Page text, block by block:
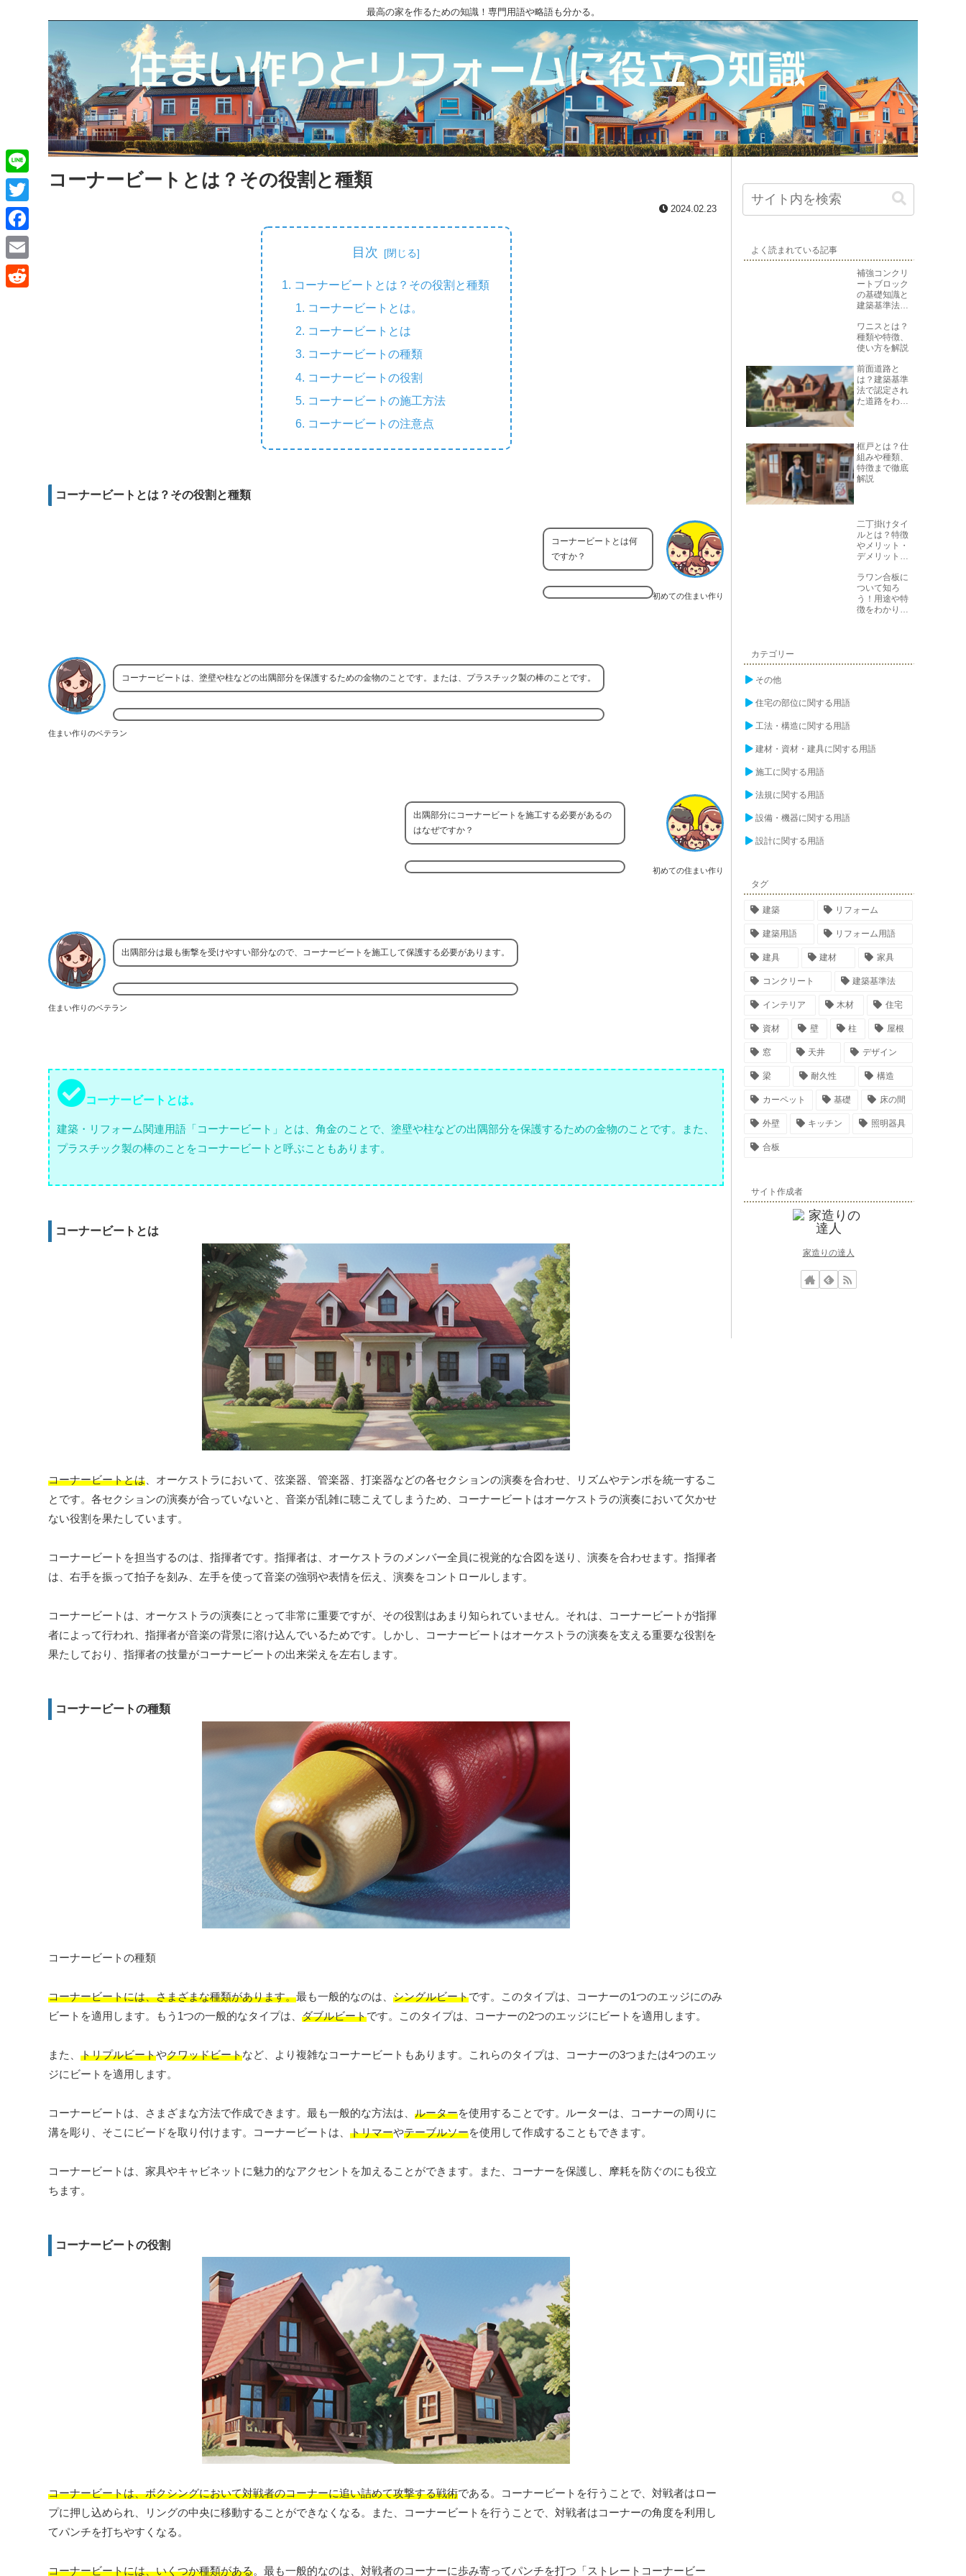
最高の家を作るための知識！専門用語や略語も分かる。
コーナービートとは？その役割と種類
2024.02.23
目次
コーナービートとは？その役割と種類
コーナービートとは。
コーナービートとは
コーナービートの種類
コーナービートの役割
コーナービートの施工方法
コーナービートの注意点
コーナービートとは？その役割と種類
初めての住まい作り
コーナービートとは何
ですか？
住まい作りのベテラン
コーナービートは、塗壁や柱などの出隅部分を保護するための金物のことです。または、プラスチック製の棒のことです。
初めての住まい作り
出隅部分にコーナービートを施工する必要があるの
はなぜですか？
住まい作りのベテラン
出隅部分は最も衝撃を受けやすい部分なので、コーナービートを施工して保護する必要があります。
コーナービートとは。
建築・リフォーム関連用語「コーナービート」とは、角金のことで、塗壁や柱などの出隅部分を保護するための金物のことです。また、
プラスチック製の棒のことをコーナービートと呼ぶこともあります。
コーナービートとは
コーナービートとは 、オーケストラにおいて、弦楽器、管楽器、打楽器などの各セクションの演奏を合わせ、リズムやテンポを統一するこ
とです。各セクションの演奏が合っていないと、音楽が乱雑に聴こえてしまうため、コーナービートはオーケストラの演奏において欠かせ
ない役割を果たしています。
コーナービートを担当するのは、指揮者です。指揮者は、オーケストラのメンバー全員に視覚的な合図を送り、演奏を合わせます。指揮者
は、右手を振って拍子を刻み、左手を使って音楽の強弱や表情を伝え、演奏をコントロールします。
コーナービートは、オーケストラの演奏にとって非常に重要ですが、その役割はあまり知られていません。それは、コーナービートが指揮
者によって行われ、指揮者が音楽の背景に溶け込んでいるためです。しかし、コーナービートはオーケストラの演奏を支える重要な役割を
果たしており、指揮者の技量がコーナービートの出来栄えを左右します。
コーナービートの種類
コーナービートの種類
コーナービートには、さまざまな種類があります。最も一般的なのは、 シングルビートです。このタイプは、コーナーの1つのエッジにのみ
ビートを適用します。もう1つの一般的なタイプは、 ダブルビートです。このタイプは、コーナーの2つのエッジにビートを適用します。
また、 トリプルビートやクワッドビートなど、より複雑なコーナービートもあります。これらのタイプは、コーナーの3つまたは4つのエッ
ジにビートを適用します。
コーナービートは、さまざまな方法で作成できます。最も一般的な方法は、 ルーターを使用することです。ルーターは、コーナーの周りに
溝を彫り、そこにビードを取り付けます。コーナービートは、 トリマーやテーブルソーを使用して作成することもできます。
コーナービートは、家具やキャビネットに魅力的なアクセントを加えることができます。また、コーナーを保護し、摩耗を防ぐのにも役立
ちます。
コーナービートの役割
コーナービートは、ボクシングにおいて対戦者のコーナーに追い詰めて攻撃する戦術である。コーナービートを行うことで、対戦者はロー
プに押し込められ、リングの中央に移動することができなくなる。また、コーナービートを行うことで、対戦者はコーナーの角度を利用し
てパンチを打ちやすくなる。
コーナービートには、いくつか種類がある。最も一般的なのは、対戦者のコーナーに歩み寄ってパンチを打つ「ストレートコーナービー
よく読まれている記事
補強コンクリ
ートブロック
の基礎知識と
建築基準法上
ワニスとは？
種類や特徴、
使い方を解説
前面道路と
は？建築基準
法で認定され
た道路をわか
框戸とは？仕
組みや種類、
特徴まで徹底
解説
二丁掛けタイ
ルとは？特徴
やメリット・
デメリットを
ラワン合板に
ついて知ろ
う！用途や特
徴をわかりや
カテゴリー
その他
住宅の部位に関する用語
工法・構造に関する用語
建材・資材・建具に関する用語
施工に関する用語
法規に関する用語
設備・機器に関する用語
設計に関する用語
タグ
建築 リフォーム
建築用語 リフォーム用語
建具 建材 家具
コンクリート 建築基準法
インテリア 木材 住宅
資材 壁 柱 屋根
窓 天井 デザイン
梁 耐久性 構造
カーペット 基礎 床の間
外壁 キッチン 照明器具
合板
サイト作成者
家造りの達人
L
i
n
e
T
w
i
t
F
a
c
E